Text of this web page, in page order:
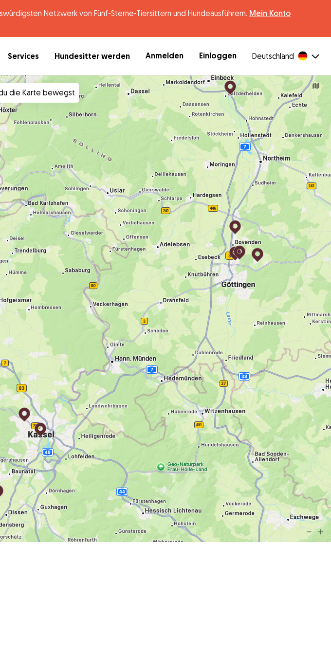
Netzwerk von Fünf-Sterne-Tiersittern und Hundeausführern. Mein Konto
Services Hundesitter werden Anmelden Einloggen Deutschland
die Karte bewegst